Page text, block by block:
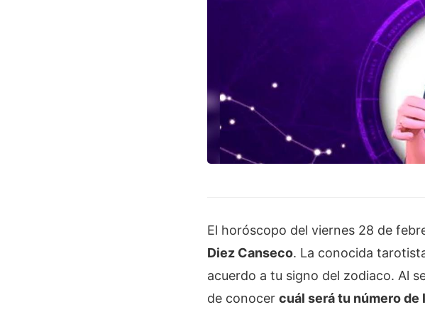
El horóscopo del viernes 28 de
Diez Canseco. La conocida
acuerdo a tu signo del zodiaco. Al
de conocer cuál será tu número de